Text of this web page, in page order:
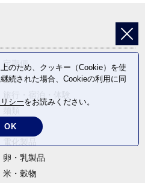
定期便
肉類
野菜
卵・乳製品
米・穀物
のため、クッキー（Cookie）を使
続された場合、Cookieの利用に同
シーをお読みください。
OK